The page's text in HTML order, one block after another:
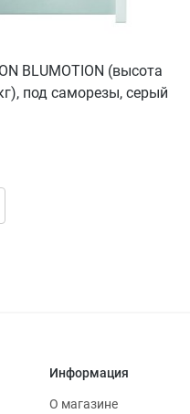
BLUMOTION (высота
под саморезы, серый
Информация
О магазине